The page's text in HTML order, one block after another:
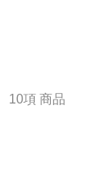
10項 商品